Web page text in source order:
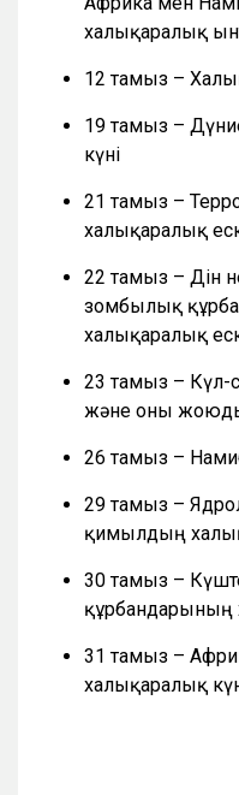
халықаралық
12 тамыз –
19 тамыз –
күні
21 тамыз –
халықаралық
22 тамыз – Дін
зомбылық
халықаралық
23 тамыз – Күл-
және оны жоюды
26 тамыз –
29 тамыз –
қимылдың
30 тамыз –
құрбандарының
31 тамыз –
халықаралық